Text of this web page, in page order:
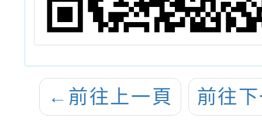
← 前往上一頁 前往